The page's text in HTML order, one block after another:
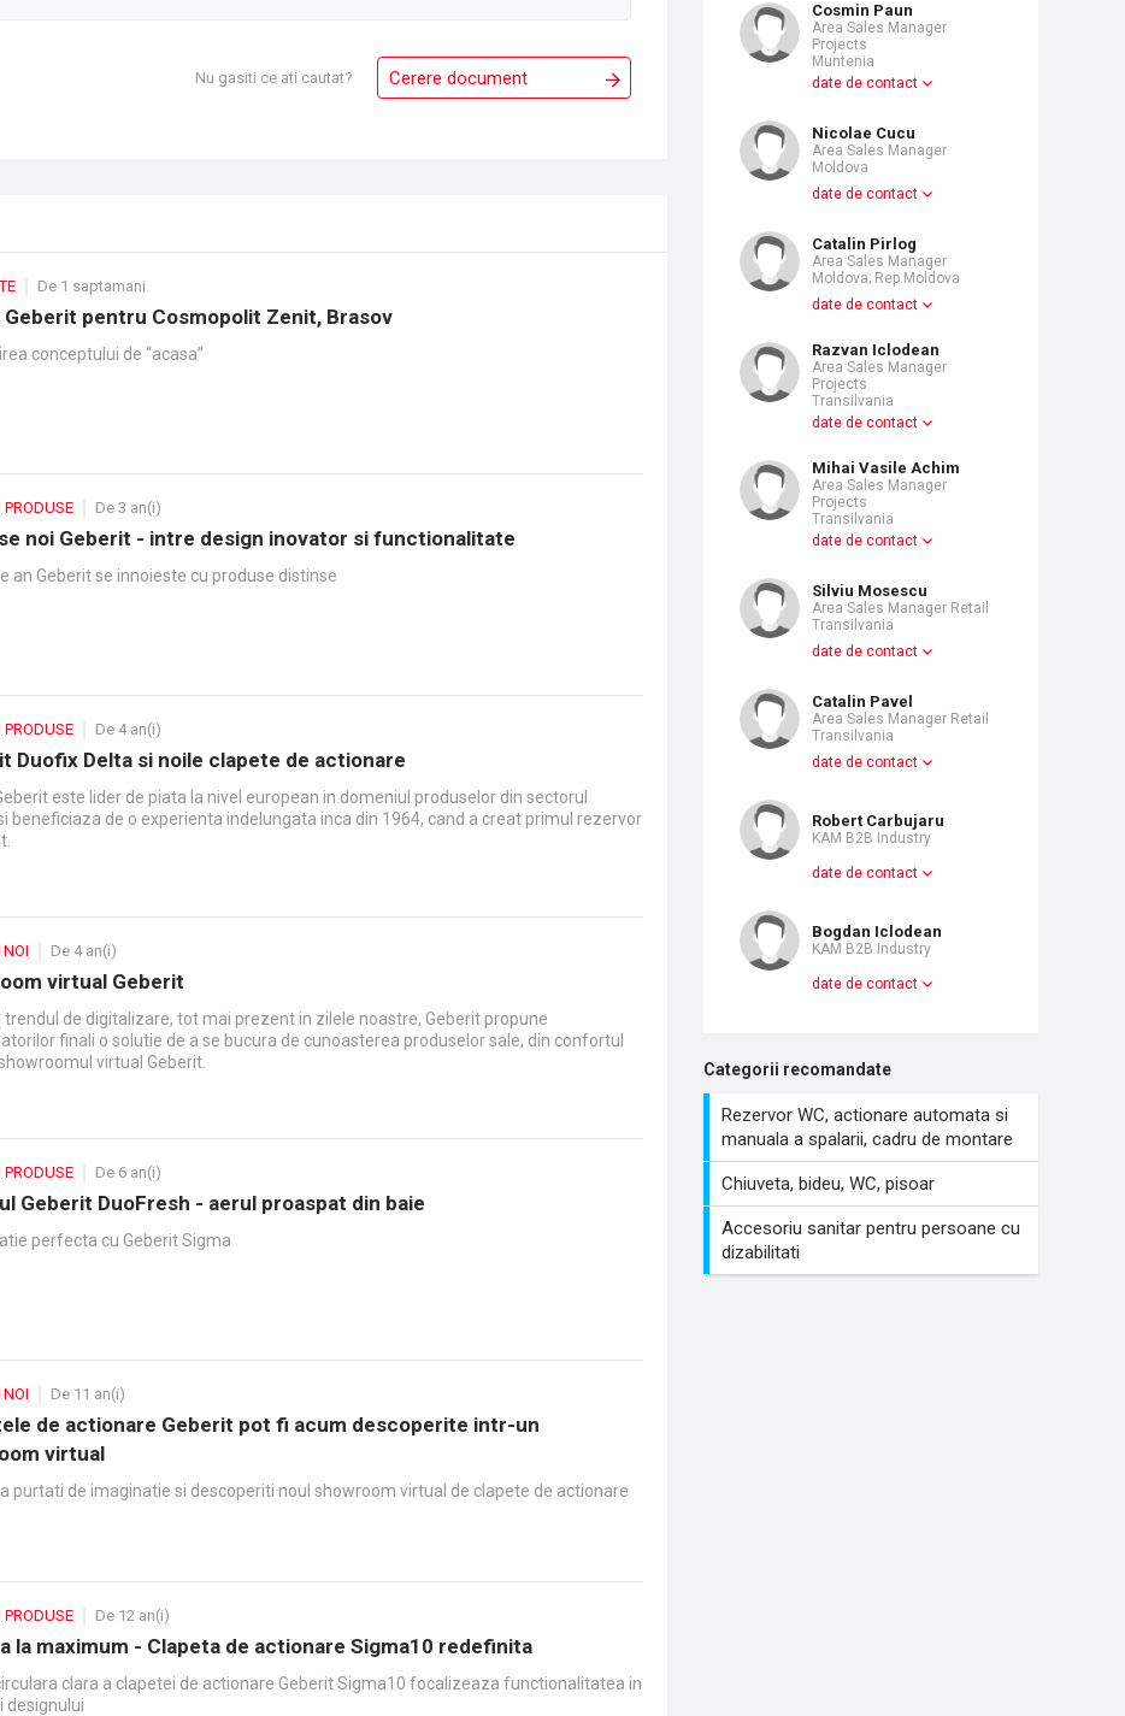
Cosmin Paun
Area Sales Manager
Projects
Muntenia
date de contact
Nicolae Cucu
Area Sales Manager
Moldova
date de contact
Catalin Pirlog
Area Sales Manager
Moldova; Rep.Moldova
date de contact
Razvan Iclodean
Area Sales Manager
Projects
Transilvania
date de contact
Mihai Vasile Achim
Area Sales Manager
Projects
Transilvania
date de contact
Silviu Mosescu
Area Sales Manager Retail
Transilvania
date de contact
Catalin Pavel
Area Sales Manager Retail
Transilvania
date de contact
Robert Carbujaru
KAM B2B Industry
date de contact
Bogdan Iclodean
KAM B2B Industry
date de contact
Categorii recomandate
Rezervor WC, actionare automata si
manuala a spalarii, cadru de montare
Chiuveta, bideu, WC, pisoar
Accesoriu sanitar pentru persoane cu
dizabilitati
Nu gasiti ce ati cautat? Cerere document
De 1 saptamani
pentru Cosmopolit Zenit, Brasov
conceptului de “acasa”
PRODUSE De 3 an(i)
noi Geberit - intre design inovator si functionalitate
an Geberit se innoieste cu produse distinse
PRODUSE De 4 an(i)
Duofix Delta si noile clapete de actionare
este lider de piata la nivel european in domeniul produselor din sectorul
beneficiaza de o experienta indelungata inca din 1964, cand a creat primul rezervor
De 4 an(i)
virtual Geberit
trendul de digitalizare, tot mai prezent in zilele noastre, Geberit propune
finali o solutie de a se bucura de cunoasterea produselor sale, din confortul
virtual Geberit.
PRODUSE De 6 an(i)
Geberit DuoFresh - aerul proaspat din baie
perfecta cu Geberit Sigma
De 11 an(i)
de actionare Geberit pot fi acum descoperite intr-un
virtual
purtati de imaginatie si descoperiti noul showroom virtual de clapete de actionare
PRODUSE De 12 an(i)
la maximum - Clapeta de actionare Sigma10 redefinita
clara a clapetei de actionare Geberit Sigma10 focalizeaza functionalitatea in
designului